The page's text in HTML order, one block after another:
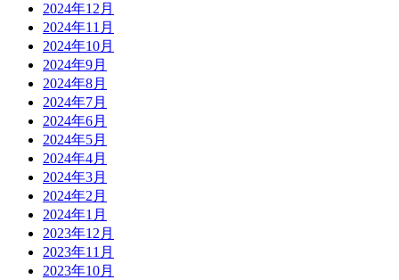
2024年12月
2024年11月
2024年10月
2024年9月
2024年8月
2024年7月
2024年6月
2024年5月
2024年4月
2024年3月
2024年2月
2024年1月
2023年12月
2023年11月
2023年10月